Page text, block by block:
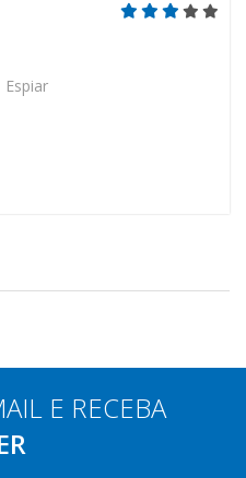
Espiar
E RECEBA